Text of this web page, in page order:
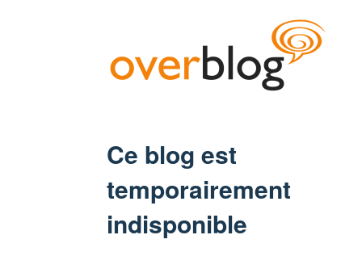
Ce blog est
temporairement
indisponible